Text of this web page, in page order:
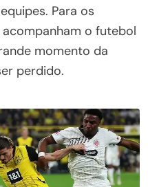
Para os
o futebol
momento da
perdido.